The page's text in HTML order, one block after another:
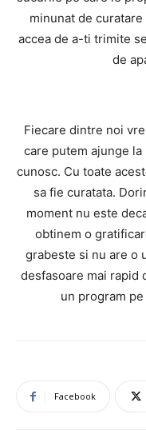
minunat de
accea de a-ti trimite
de
Fiecare dintre noi
care putem ajunge
cunosc. Cu toate
sa fie curatata.
moment nu este
obtinem o
grabeste si nu are o
desfasoare mai rapid
un program
Facebook